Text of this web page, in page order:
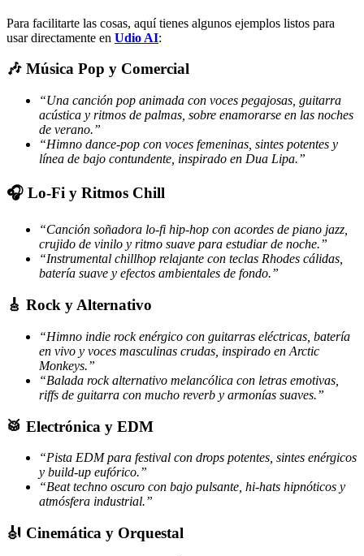
Para facilitarte las cosas, aquí tienes algunos ejemplos listos para
usar directamente en Udio AI:
🎶 Música Pop y Comercial
“Una canción pop animada con voces pegajosas, guitarra
acústica y ritmos de palmas, sobre enamorarse en las noches
de verano.”
“Himno dance-pop con voces femeninas, sintes potentes y
línea de bajo contundente, inspirado en Dua Lipa.”
🎧 Lo-Fi y Ritmos Chill
“Canción soñadora lo-fi hip-hop con acordes de piano jazz,
crujido de vinilo y ritmo suave para estudiar de noche.”
“Instrumental chillhop relajante con teclas Rhodes cálidas,
batería suave y efectos ambientales de fondo.”
🎸 Rock y Alternativo
“Himno indie rock enérgico con guitarras eléctricas, batería
en vivo y voces masculinas crudas, inspirado en Arctic
Monkeys.”
“Balada rock alternativo melancólica con letras emotivas,
riffs de guitarra con mucho reverb y armonías suaves.”
🥁 Electrónica y EDM
“Pista EDM para festival con drops potentes, sintes enérgicos
y build-up eufórico.”
“Beat techno oscuro con bajo pulsante, hi-hats hipnóticos y
atmósfera industrial.”
🎻 Cinemática y Orquestal